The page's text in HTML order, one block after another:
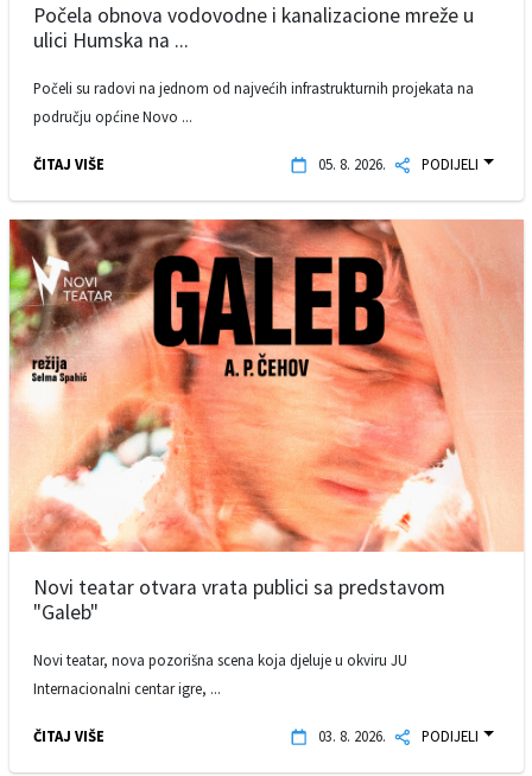
Počela obnova vodovodne i kanalizacione mreže u
ulici Humska na ...
Počeli su radovi na jednom od najvećih infrastrukturnih projekata na
području općine Novo ...
ČITAJ VIŠE 05. 8. 2026. PODIJELI
Novi teatar otvara vrata publici sa predstavom
"Galeb"
Novi teatar, nova pozorišna scena koja djeluje u okviru JU
Internacionalni centar igre, ...
ČITAJ VIŠE 03. 8. 2026. PODIJELI